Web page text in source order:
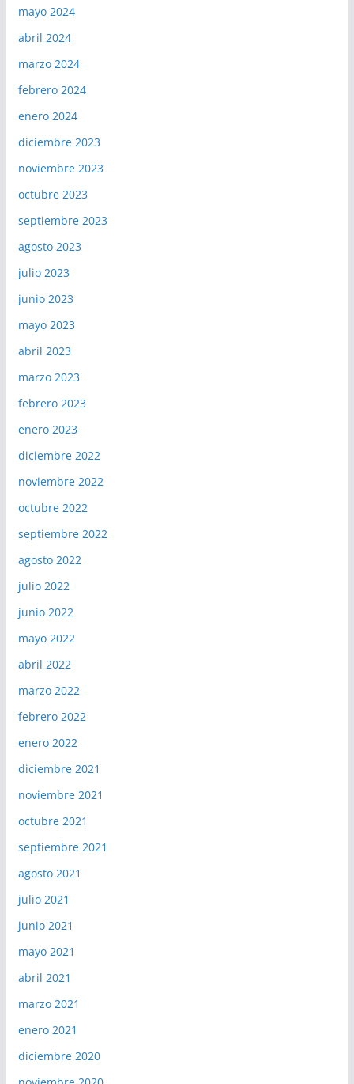
mayo 2024
abril 2024
marzo 2024
febrero 2024
enero 2024
diciembre 2023
noviembre 2023
octubre 2023
septiembre 2023
agosto 2023
julio 2023
junio 2023
mayo 2023
abril 2023
marzo 2023
febrero 2023
enero 2023
diciembre 2022
noviembre 2022
octubre 2022
septiembre 2022
agosto 2022
julio 2022
junio 2022
mayo 2022
abril 2022
marzo 2022
febrero 2022
enero 2022
diciembre 2021
noviembre 2021
octubre 2021
septiembre 2021
agosto 2021
julio 2021
junio 2021
mayo 2021
abril 2021
marzo 2021
enero 2021
diciembre 2020